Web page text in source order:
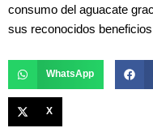
consumo del aguacate
sus reconocidos
WhatsApp
X